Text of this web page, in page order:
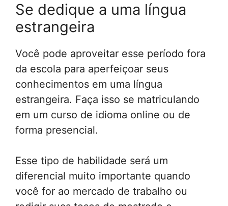
Se dedique a uma língua
estrangeira
Você pode aproveitar esse período fora
da escola para aperfeiçoar seus
conhecimentos em uma língua
estrangeira. Faça isso se matriculando
em um curso de idioma online ou de
forma presencial.
Esse tipo de habilidade será um
diferencial muito importante quando
você for ao mercado de trabalho ou